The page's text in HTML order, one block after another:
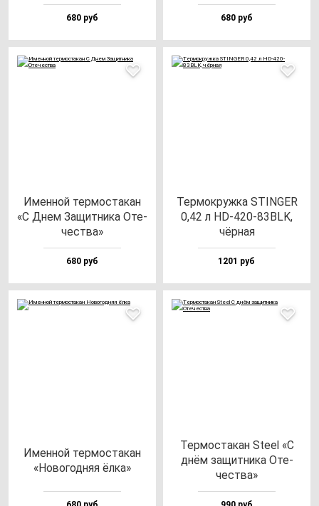
680 руб 680 руб
Имен­ной тер­мос­та­кан
«С Днем Защит­ни­ка Оте­
чес­тва»
680 руб
Тер­мок­руж­ка STINGER
0,42 л HD-420-83BLK,
чёр­ная
1201 руб
Имен­ной тер­мос­та­кан
«Ново­год­няя ёл­ка»
Тер­мос­та­кан Ste­el «С
днём за­щит­ни­ка Оте­
чес­тва»